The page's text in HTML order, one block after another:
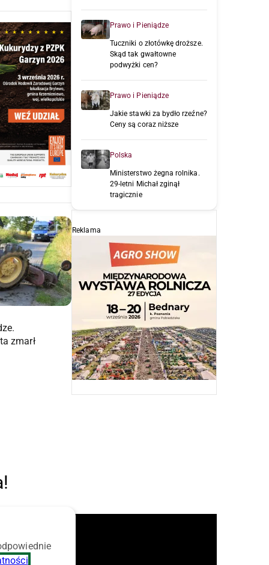
zmarł
Prawo i Pieniądze
Tuczniki o złotówkę droższe.
Skąd tak gwałtowne
podwyżki cen?
Prawo i Pieniądze
Jakie stawki za bydło rzeźne?
Ceny są coraz niższe
Polska
Ministerstwo żegna rolnika.
29-letni Michał zginął
tragicznie
Reklama